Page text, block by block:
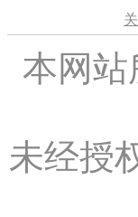
本网站
未经授